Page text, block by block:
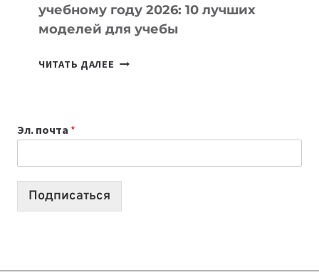
учебному году 2026: 10 лучших
моделей для учебы
ЧИТАТЬ ДАЛЕЕ КАКОЙ
2026:
10
Эл. почта *
Подписаться